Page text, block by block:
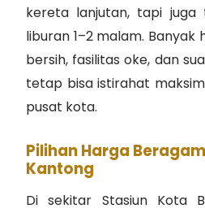
kereta lanjutan, tapi
liburan 1–2 malam.
bersih, fasilitas oke, dan
tetap bisa istirahat
pusat kota.
Pilihan Harga
Kantong
Di sekitar Stasiun Kota